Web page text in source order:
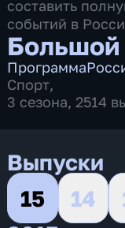
составить
событий в
Большой
Программа
Спорт,
3 сезона, 2514
Выпуски
15
14